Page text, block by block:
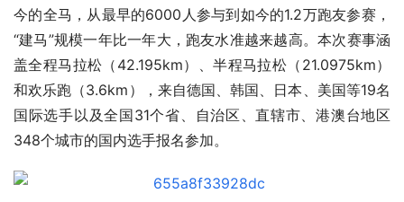
今的全马，从最早的6000人参与到如今的1.2万跑友参赛，
“建马”规模一年比一年大，跑友水准越来越高。本次赛事涵
盖全程马拉松（42.195km）、半程马拉松（21.0975km）
和欢乐跑（3.6km），来自德国、韩国、日本、美国等19名
国际选手以及全国31个省、自治区、直辖市、港澳台地区
348个城市的国内选手报名参加。